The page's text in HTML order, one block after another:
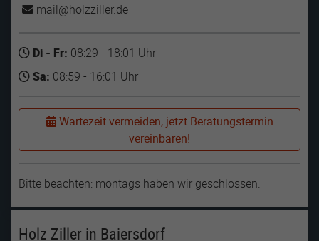
mail holzziller de
Di - Fr: 08:29 - 18:01 Uhr
Sa: 08:59 - 16:01 Uhr
Wartezeit vermeiden, jetzt Beratungstermin
vereinbaren!
Bitte beachten: montags haben wir geschlossen.
Holz Ziller in Baiersdorf